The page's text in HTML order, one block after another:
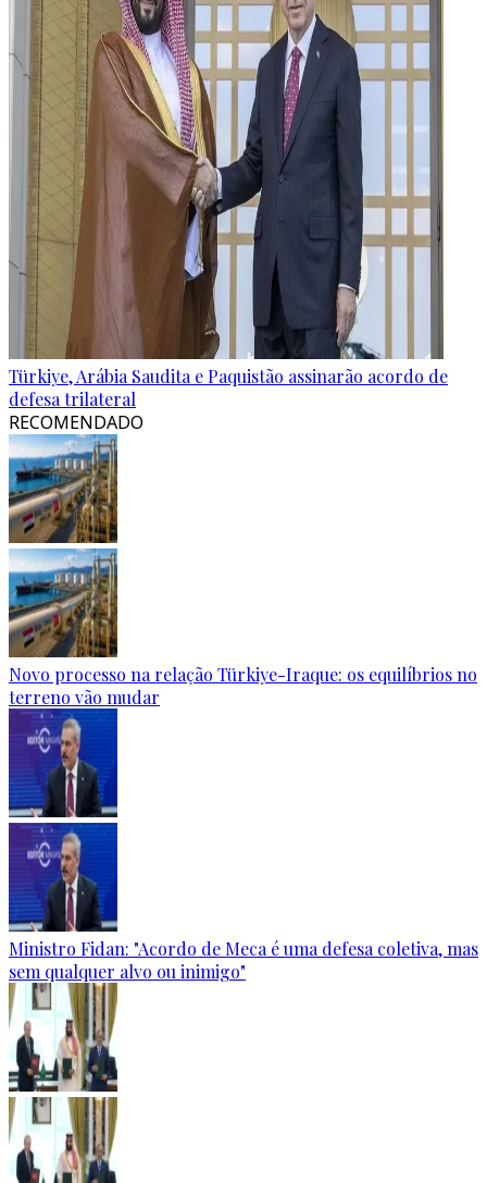
Türkiye, Arábia Saudita e Paquistão assinarão acordo de
defesa trilateral
RECOMENDADO
Novo processo na relação Türkiye-Iraque: os equilíbrios no
terreno vão mudar
Ministro Fidan: "Acordo de Meca é uma defesa coletiva, mas
sem qualquer alvo ou inimigo"